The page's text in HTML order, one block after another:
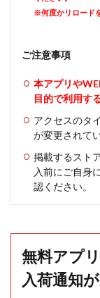
※何度かリロード
ご注意事項
本アプリや
目的で利用す
アクセスのタ
が変更されて
掲載するスト
入前にご自身
認ください。
無料アプ
入荷通知